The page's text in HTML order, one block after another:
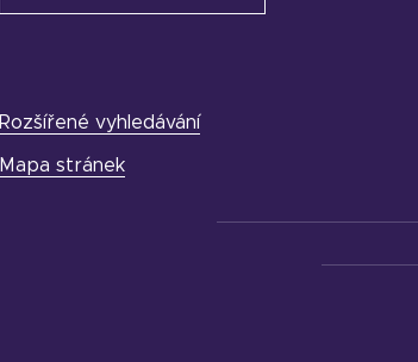
Rozšířené vyhledávání
Mapa stránek